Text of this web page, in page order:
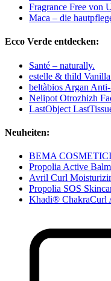
Fragrance Free von
Maca – die
Ecco Verde entdecken:
Santé – naturally.
estelle & thild
beltàbios Argan
Nelipot Otrozhizh
LastObject
Neuheiten:
BEMA
Propolia Active Balm
Avril Curl
Propolia SOS
Khadi® ChakraCurl